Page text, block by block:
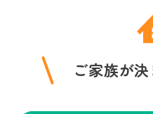
ご家族が